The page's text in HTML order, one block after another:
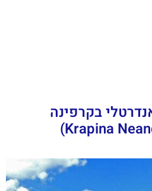
בקרפינה